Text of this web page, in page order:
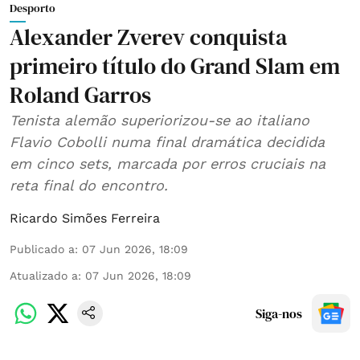
Desporto
Alexander Zverev conquista
primeiro título do Grand Slam em
Roland Garros
Tenista alemão superiorizou-se ao italiano
Flavio Cobolli numa final dramática decidida
em cinco sets, marcada por erros cruciais na
reta final do encontro.
Ricardo Simões Ferreira
Publicado a: 07 Jun 2026, 18:09
Atualizado a: 07 Jun 2026, 18:09
Siga-nos